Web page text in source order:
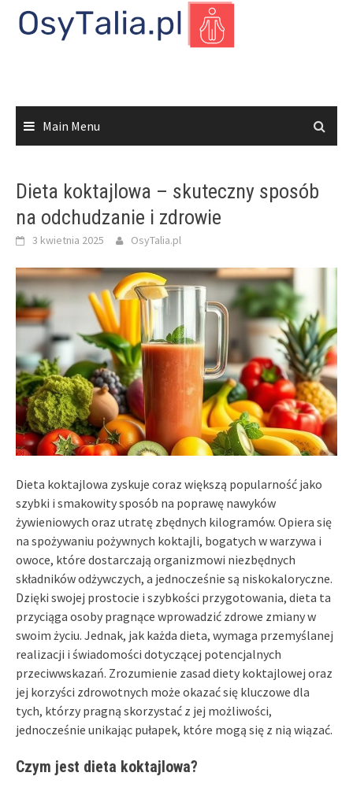
Main Menu
Dieta koktajlowa – skuteczny sposób
na odchudzanie i zdrowie
3 kwietnia 2025 OsyTalia.pl
Dieta koktajlowa zyskuje coraz większą popularność jako
szybki i smakowity sposób na poprawę nawyków
żywieniowych oraz utratę zbędnych kilogramów. Opiera się
na spożywaniu pożywnych koktajli, bogatych w warzywa i
owoce, które dostarczają organizmowi niezbędnych
składników odżywczych, a jednocześnie są niskokaloryczne.
Dzięki swojej prostocie i szybkości przygotowania, dieta ta
przyciąga osoby pragnące wprowadzić zdrowe zmiany w
swoim życiu. Jednak, jak każda dieta, wymaga przemyślanej
realizacji i świadomości dotyczącej potencjalnych
przeciwwskazań. Zrozumienie zasad diety koktajlowej oraz
jej korzyści zdrowotnych może okazać się kluczowe dla
tych, którzy pragną skorzystać z jej możliwości,
jednocześnie unikając pułapek, które mogą się z nią wiązać.
Czym jest dieta koktajlowa?